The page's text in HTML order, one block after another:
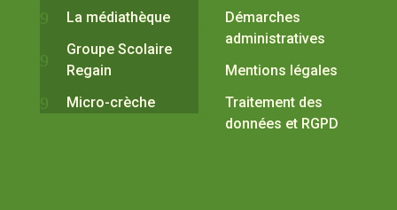
La médiathèque
Groupe Scolaire
Regain
Micro-crèche
Démarches
administratives
Mentions légales
Traitement des
données et RGPD